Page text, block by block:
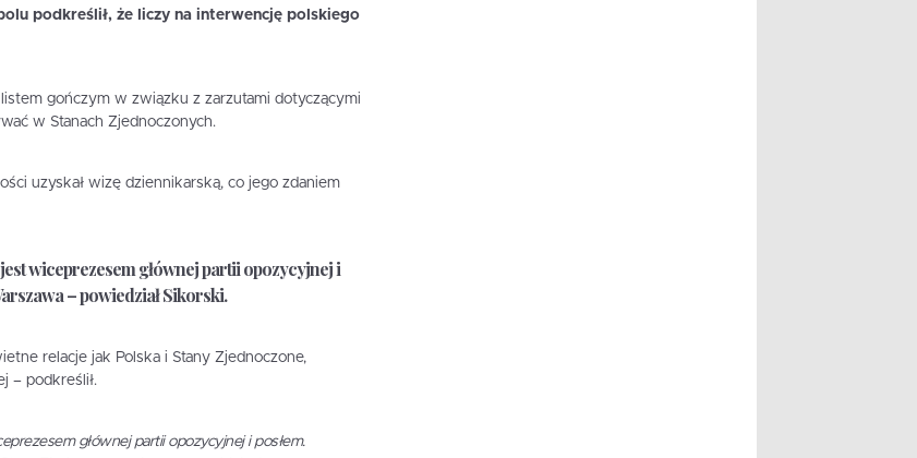
podkreślił, że liczy na interwencję polskiego
gończym w związku z zarzutami dotyczącymi
w Stanach Zjednoczonych.
uzyskał wizę dziennikarską, co jego zdaniem
wiceprezesem głównej partii opozycyjnej i
– powiedział Sikorski.
relacje jak Polska i Stany Zjednoczone,
– podkreślił.
głównej partii opozycyjnej i posłem.